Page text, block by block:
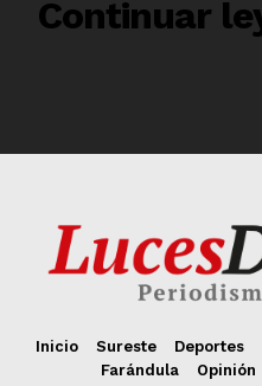
Inicio Sureste Deportes
Farándula
Opinión